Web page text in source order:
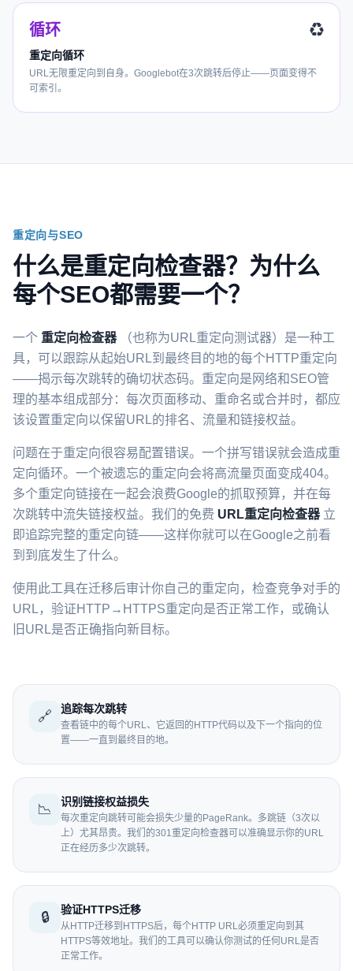
循环 ♻️
重定向循环
URL无限重定向到自身。Googlebot在3次跳转后停止——页面变得不
可索引。
重定向与SEO
什么是重定向检查器？为什么
每个SEO都需要一个？
一个 重定向检查器（也称为URL重定向测试器）是一种工
具，可以跟踪从起始URL到最终目的地的每个HTTP重定向
——揭示每次跳转的确切状态码。重定向是网络和SEO管
理的基本组成部分：每次页面移动、重命名或合并时，都应
该设置重定向以保留URL的排名、流量和链接权益。
问题在于重定向很容易配置错误。一个拼写错误就会造成重
定向循环。一个被遗忘的重定向会将高流量页面变成404。
多个重定向链接在一起会浪费Google的抓取预算，并在每
次跳转中流失链接权益。我们的免费 URL重定向检查器立
即追踪完整的重定向链——这样你就可以在Google之前看
到到底发生了什么。
使用此工具在迁移后审计你自己的重定向，检查竞争对手的
URL，验证HTTP→HTTPS重定向是否正常工作，或确认
旧URL是否正确指向新目标。
🔗 追踪每次跳转
查看链中的每个URL、它返回的HTTP代码以及下一个指向的位
置——一直到最终目的地。
📉 识别链接权益损失
每次重定向跳转可能会损失少量的PageRank。多跳链（3次以
上）尤其昂贵。我们的301重定向检查器可以准确显示你的URL
正在经历多少次跳转。
🔒 验证HTTPS迁移
从HTTP迁移到HTTPS后，每个HTTP URL必须重定向到其
HTTPS等效地址。我们的工具可以确认你测试的任何URL是否
正常工作。